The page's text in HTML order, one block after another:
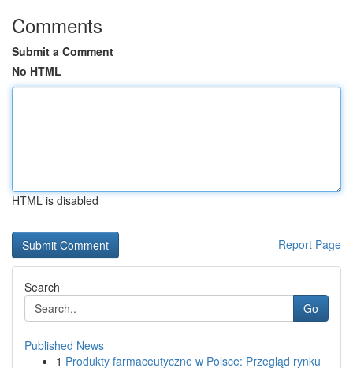
Comments
Submit a Comment
No HTML
HTML is disabled
Report Page
Search
Go
Published News
1 Produkty farmaceutyczne w Polsce: Przegląd rynku